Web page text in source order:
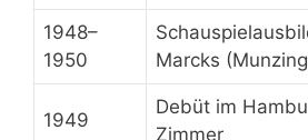
1948–
1950
Marcks
1949
Debüt im
Zimmer